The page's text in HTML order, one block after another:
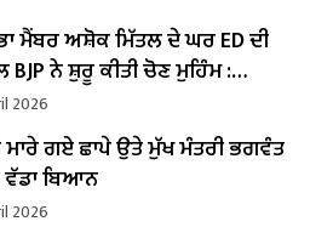
ਮੈਂਬਰ ਅਸ਼ੋਕ ਮਿੱਤਲ ਦੇ ਘਰ ED ਦੀ
BJP ਨੇ ਸ਼ੁਰੂ ਕੀਤੀ ਚੋਣ ਮੁਹਿੰਮ :
2026
ਮਾਰੇ ਗਏ ਛਾਪੇ ਉਤੇ ਮੁੱਖ ਮੰਤਰੀ ਭਗਵੰਤ
ਵੱਡਾ ਬਿਆਨ
2026